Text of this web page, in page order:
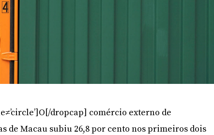
dropcap] comércio externo de
de Macau subiu 26,8 por cento nos primeiros dois